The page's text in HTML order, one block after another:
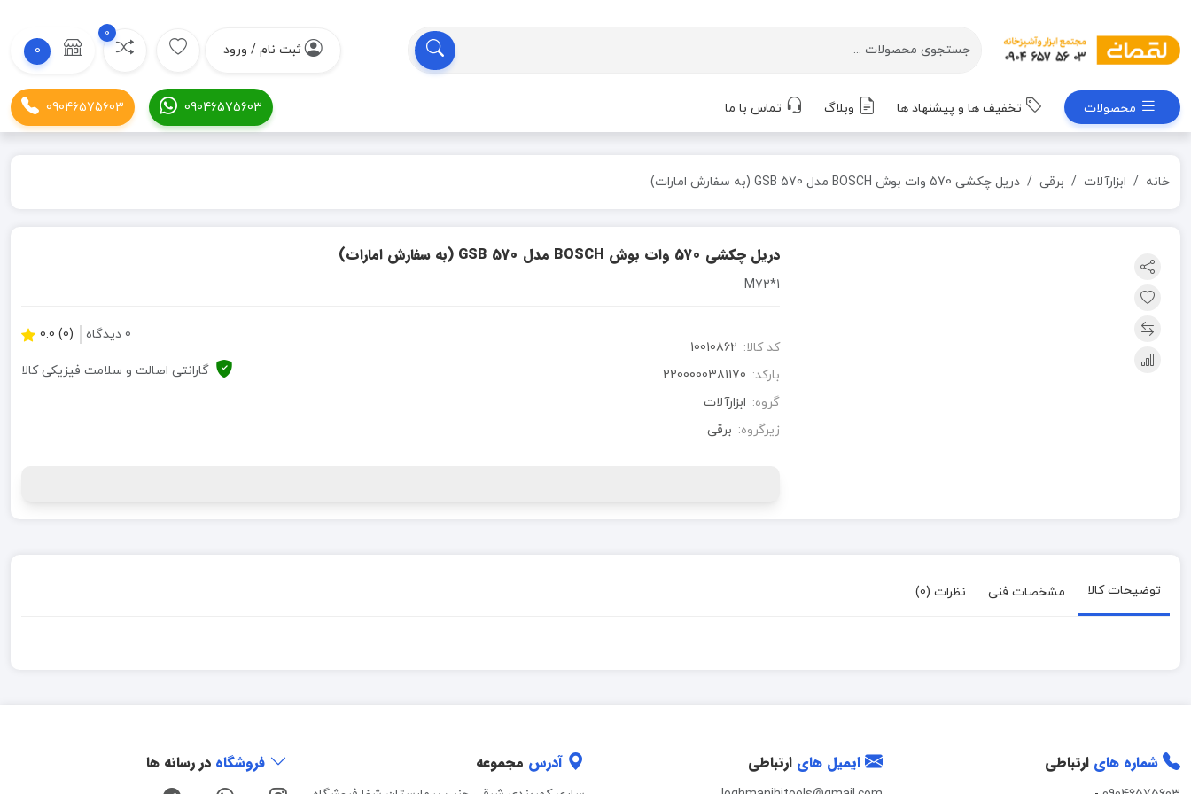
ثبت نام / ورود
0
0
محصولات تخفیف ها و پیشنهاد ها وبلاگ تماس با ما 09046575603
09046575603
خانه ابزارآلات برقی دریل چکشی 570 وات بوش BOSCH مدل GSB 570 (به سفارش امارات)
دریل چکشی 570 وات بوش BOSCH مدل GSB 570 (به سفارش امارات)
1*M72
کد کالا: 10010862
بارکد: 2200000381170
گروه: ابزارآلات
زیرگروه: برقی
0 دیدگاه (0) 0.0
گارانتی اصالت و سلامت فیزیکی کالا
توضیحات کالا مشخصات فنی نظرات (0)
شماره های ارتباطی ایمیل های ارتباطی آدرس مجموعه فروشگاه در رسانه ها